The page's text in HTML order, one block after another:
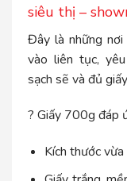
siêu thị –
Đây là những
vào liên tục,
sạch sẽ và đủ
? Giấy 700g đáp
Kích thước